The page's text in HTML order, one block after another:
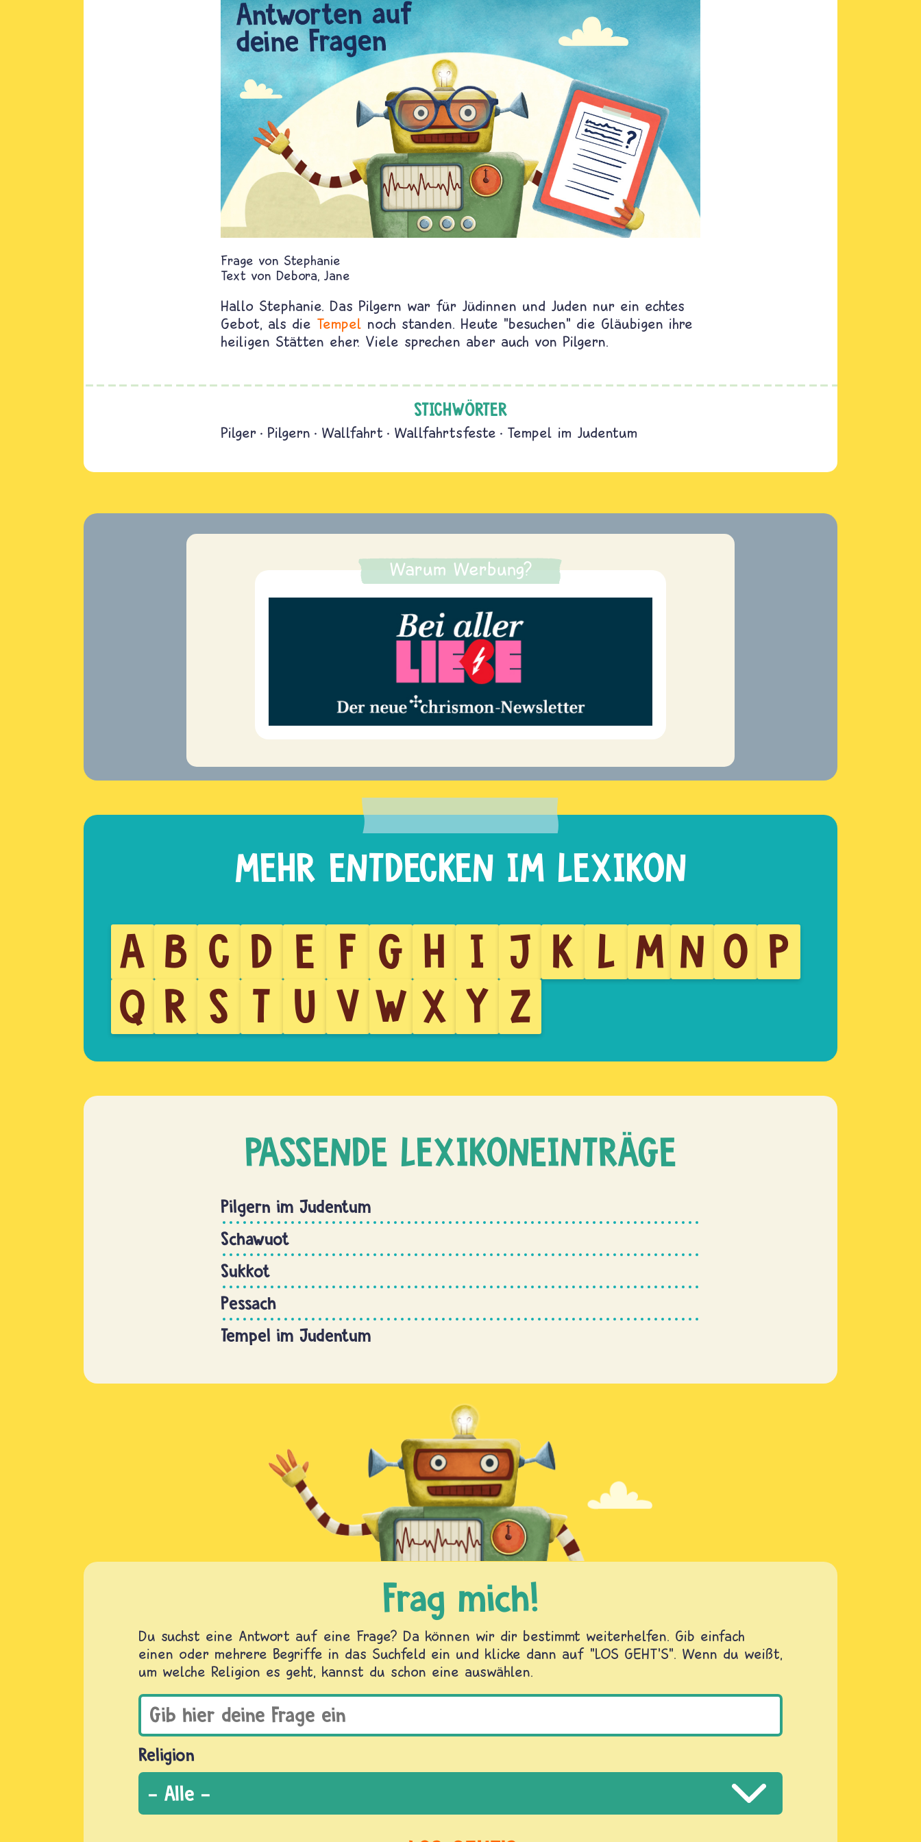
Stephanie
Text von Debora Jane
Hallo Stephanie. Das Pilgern war für Jüdinnen und Juden nur ein echtes
Gebot, als die Tempel noch standen. Heute "besuchen" die Gläubigen ihre
heiligen Stätten eher. Viele sprechen aber auch von Pilgern.
STICHWÖRTER
Pilger Pilgern Wallfahrt Wallfahrtsfeste Tempel im Judentum
Warum Werbung?
A B C D E F G H I J K L M N O P
Q R S T U V W X Y Z
PASSENDE LEXIKONEINTRÄGE
Pilgern im Judentum
Schawuot
Sukkot
Pessach
Tempel im Judentum
Frag mich!
Du suchst eine Antwort auf eine Frage? Da können wir dir bestimmt weiterhelfen. Gib einfach
einen oder mehrere Begriffe in das Suchfeld ein und klicke dann auf "LOS GEHT'S". Wenn du weißt,
um welche Religion es geht, kannst du schon eine auswählen.
Religion